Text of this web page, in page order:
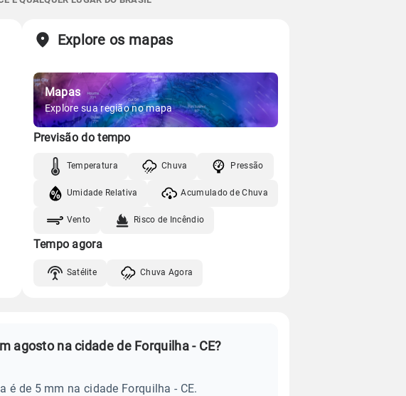
Vento Umidade
05:46h às 17:45h
Nova
Gráfico
Vento Umidade
Explore os mapas
Mapas
Explore sua região no mapa
Previsão do tempo
Temperatura Chuva Pressão
Umidade Relativa Acumulado de Chuva
Vento Risco de Incêndio
Tempo agora
Satélite Chuva Agora
agosto na cidade de Forquilha - CE?
é de 5 mm na cidade Forquilha - CE.